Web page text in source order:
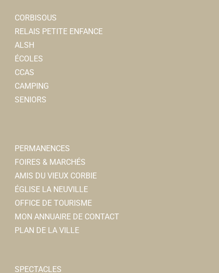
CORBISOUS
RELAIS PETITE ENFANCE
ALSH
ÉCOLES
CCAS
CAMPING
SENIORS
PERMANENCES
FOIRES & MARCHÉS
AMIS DU VIEUX CORBIE
ÉGLISE LA NEUVILLE
OFFICE DE TOURISME
MON ANNUAIRE DE CONTACT
PLAN DE LA VILLE
SPECTACLES